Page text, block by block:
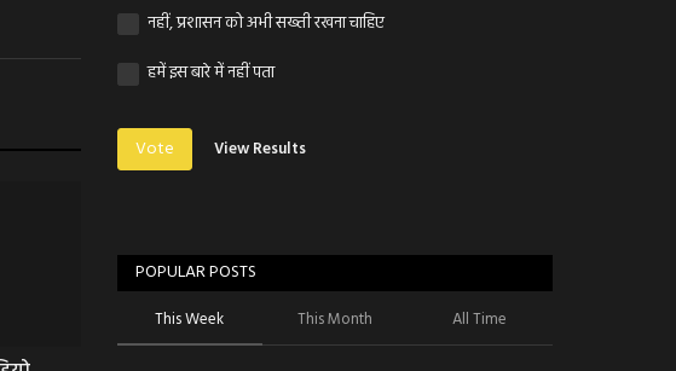
नहीं, प्रशासन को अभी सख्ती रखना चाहिए
हमें इस बारे में नहीं पता
Vote View Results
POPULAR POSTS
This Week This Month All Time